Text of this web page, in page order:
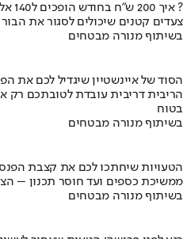
איך 200 ש"ח בחודש הופכים ל140 אלף ?
צעדים קטנים שיכולים לסגור את הבור
בשיתוף מנורה מבטחים
הסוד של איינשטיין שיגדיל לכם את
הריבית דריבית עובדת לטובתכם רק
בטוח
בשיתוף מנורה מבטחים
הטעויות שיחתכו לכם את קצבת
ממשיכת כספים ועד חוסר תכנון –
בשיתוף מנורה מבטחים